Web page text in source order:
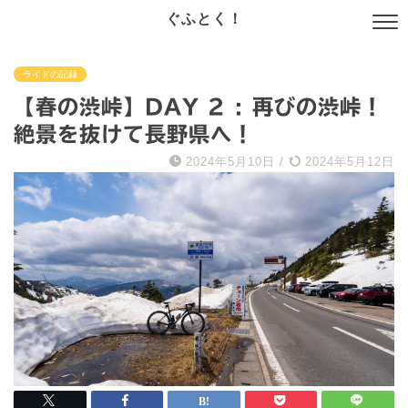
ぐふとく！
ライドの記録
【春の渋峠】DAY 2 : 再びの渋峠！
絶景を抜けて長野県へ！
2024年5月10日 / 2024年5月12日